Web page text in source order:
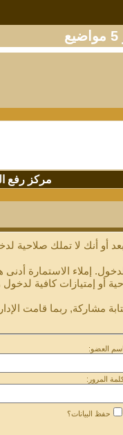
مركز رفع
أو أنك لا تملك صلاحية
إملاء الاستمارة
أو إمتيازات كافية
مشاركة, ربما قامت
اسم العضو:
المرور:
حفظ البيانات؟